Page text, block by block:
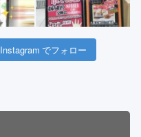
Instagram でフォロー